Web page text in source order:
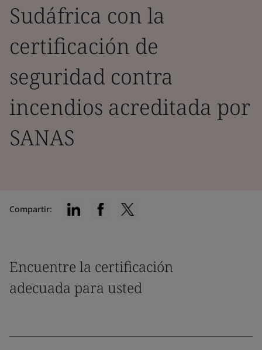
Sudáfrica con la
certificación de
seguridad contra
incendios acreditada por
SANAS
Compartir:
Encuentre la certificación
adecuada para usted